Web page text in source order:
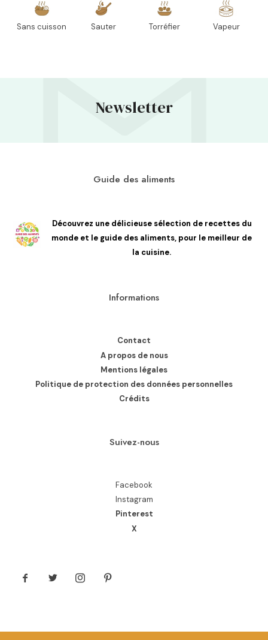
Sans cuisson Sauter Torréfier Vapeur
Newsletter
Guide des aliments
Découvrez une délicieuse sélection de recettes du
monde et le guide des aliments, pour le meilleur de
la cuisine.
Informations
Contact
A propos de nous
Mentions légales
Politique de protection des données personnelles
Crédits
Suivez-nous
Facebook
Instagram
Pinterest
X